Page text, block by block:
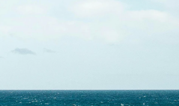
Skontaktuj się z nami